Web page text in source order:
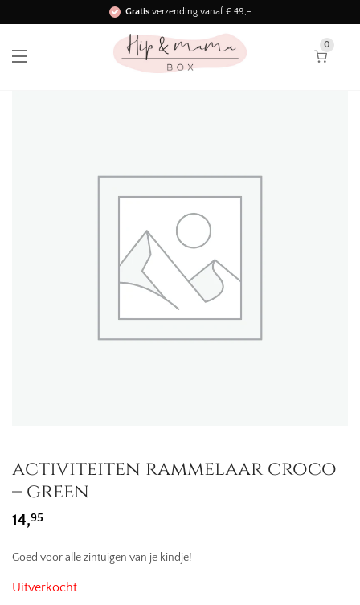
Gratisverzending vanaf € 49,-
Binnen 3 werkdagen in huis!
0
activiteiten rammelaar croco
– green
14,95
Goed voor alle zintuigen van je kindje!
Uitverkocht